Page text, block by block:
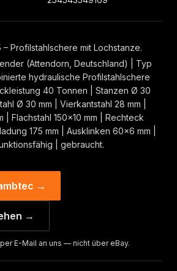
Profilstahlschere mit Lochstanze.
(Attendorn, Deutschland) | Typ
hydraulische Profilstahlschere
40 Tonnen | Stanzen Ø 30
Ø 30 mm | Vierkantstahl 28 mm |
| Flachstahl 150×10 mm | Rechteck
175 mm | Ausklinken 60×6 mm |
| gebraucht.
→
→
E-Mail an uns — nicht über eBay.